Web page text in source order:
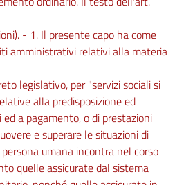
- 1. Il presente capo ha come
amministrativi relativi alla materia
legislativo, per "servizi sociali si
alla predisposizione ed
a pagamento, o di prestazioni
e superare le situazioni di
umana incontra nel corso
quelle assicurate dal sistema